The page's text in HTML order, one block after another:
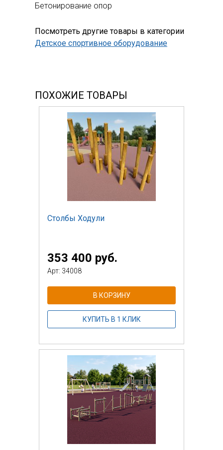
Бетонирование опор
Посмотреть другие товары в категории
Детское спортивное оборудование
ПОХОЖИЕ ТОВАРЫ
Столбы Ходули
353 400 руб.
Арт: 34008
В КОРЗИНУ
КУПИТЬ В 1 КЛИК